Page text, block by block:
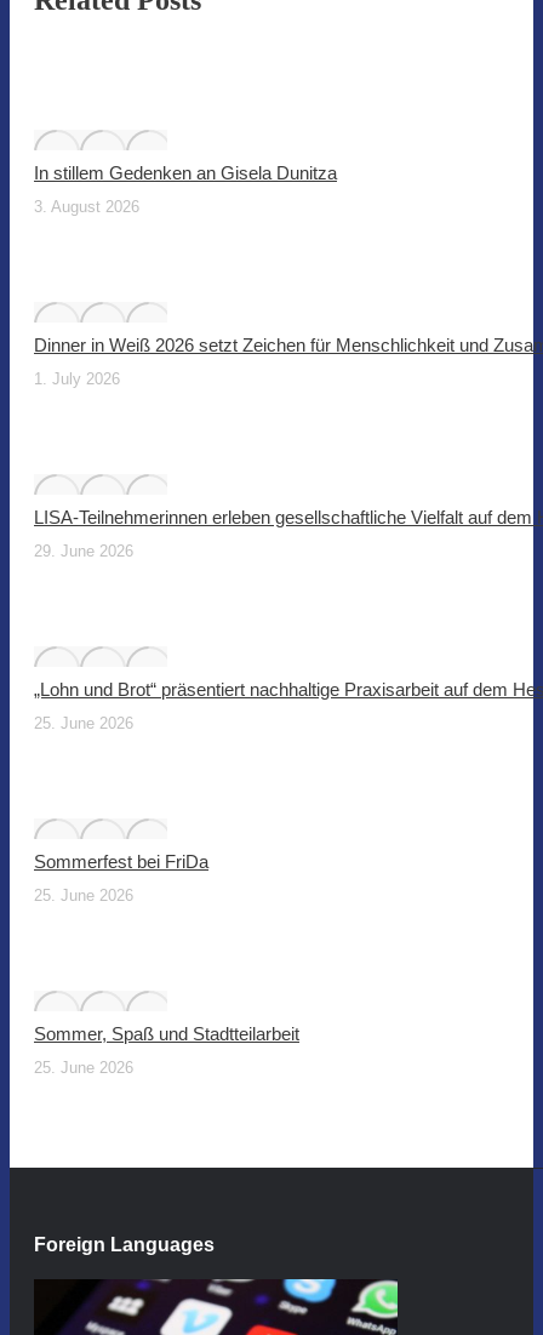
In stillem Gedenken an Gisela Dunitza
3. August 2026
Dinner in Weiß 2026 setzt Zeichen für Menschlichkeit und
1. July 2026
LISA-Teilnehmerinnen erleben gesellschaftliche Vielfalt auf dem
29. June 2026
„Lohn und Brot“ präsentiert nachhaltige Praxisarbeit auf dem
25. June 2026
Sommerfest bei FriDa
25. June 2026
Sommer, Spaß und Stadtteilarbeit
25. June 2026
Foreign Languages